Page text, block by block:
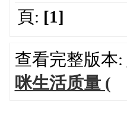
頁: [1]
查看完整版本:
咪生活质量 (